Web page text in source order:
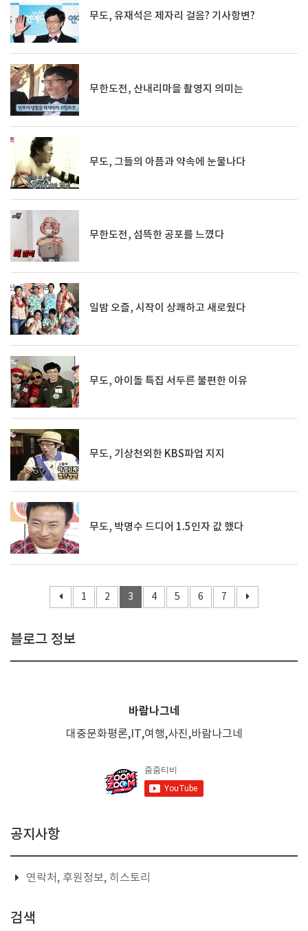
무도, 유재석은 제자리 걸음? 기사항변?
무한도전, 산내리마을 촬영지 의미는
무도, 그들의 아픔과 약속에 눈물나다
무한도전, 섬뜩한 공포를 느꼈다
일밤 오즐, 시작이 상쾌하고 새로웠다
무도, 아이돌 특집 서두른 불편한 이유
무도, 기상천외한 KBS파업 지지
무도, 박명수 드디어 1.5인자 값 했다
1 2 3 4 5 6 7
블로그 정보
바람나그네
대중문화평론,IT,여행,사진,바람나그네
공지사항
연락처, 후원정보, 히스토리
검색